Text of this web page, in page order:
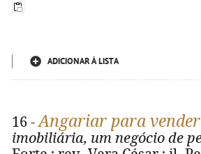
ADICIONAR À LISTA
16 -Angariar para vender
imobiliária, um negócio de